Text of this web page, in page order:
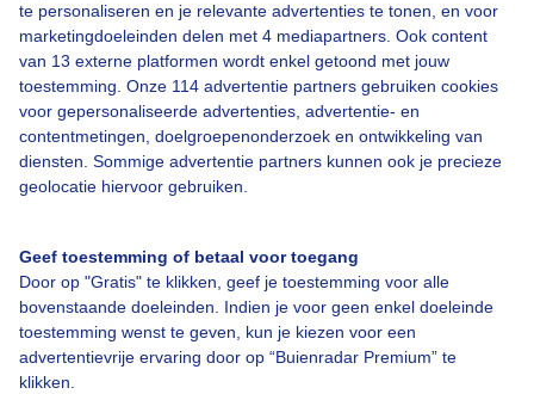
te personaliseren en je relevante advertenties te tonen, en voor
marketingdoeleinden delen met 4 mediapartners. Ook content
van 13 externe platformen wordt enkel getoond met jouw
toestemming. Onze 114 advertentie partners gebruiken cookies
voor gepersonaliseerde advertenties, advertentie- en
contentmetingen, doelgroepenonderzoek en ontwikkeling van
diensten. Sommige advertentie partners kunnen ook je precieze
geolocatie hiervoor gebruiken.
Geef toestemming of betaal voor toegang
Door op "Gratis" te klikken, geef je toestemming voor alle
bovenstaande doeleinden. Indien je voor geen enkel doeleinde
toestemming wenst te geven, kun je kiezen voor een
advertentievrije ervaring door op “Buienradar Premium” te
klikken.
Een moment geduld aub...
Over Buienradar
Bedrijfsgegevens
Veelgestelde vragen